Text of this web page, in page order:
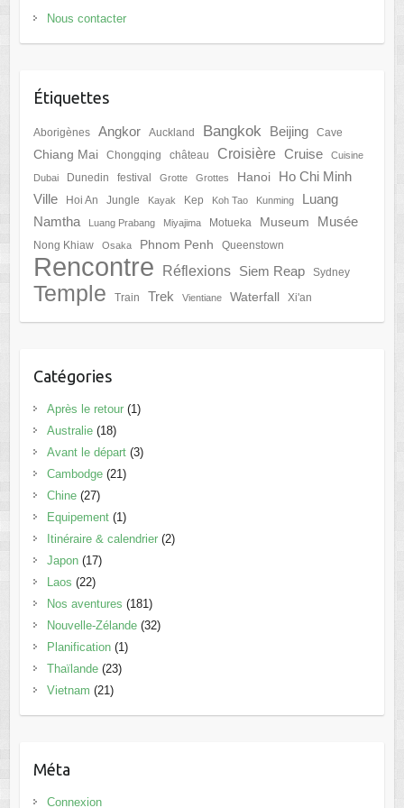
Nous contacter
Étiquettes
Aborigènes Angkor Auckland Bangkok Beijing Cave
Chiang Mai Chongqing château Croisière Cruise Cuisine
Dubai Dunedin festival Grotte Grottes Hanoi
Ho Chi Minh
Ville
Hoi An Jungle Kayak Kep Koh Tao Kunming
Luang
Namtha
Luang Prabang Miyajima Motueka Museum Musée
Nong Khiaw Osaka Phnom Penh Queenstown
Rencontre Réflexions Siem Reap Sydney
Temple Train Trek Vientiane Waterfall Xi'an
Catégories
Après le retour(1)
Australie(18)
Avant le départ(3)
Cambodge(21)
Chine(27)
Equipement(1)
Itinéraire & calendrier(2)
Japon(17)
Laos (22)
Nos aventures (181)
Nouvelle-Zélande(32)
Planification(1)
Thaïlande(23)
Vietnam (21)
Méta
Connexion